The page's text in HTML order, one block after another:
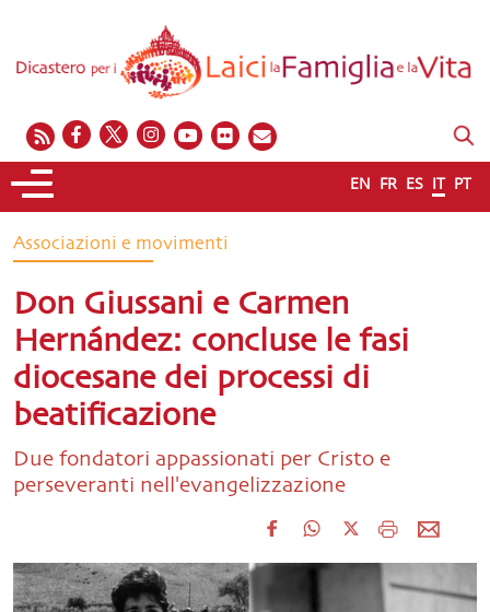
EN FR ES IT PT
Associazioni e movimenti
Don Giussani e Carmen
Hernández: concluse le fasi
diocesane dei processi di
beatificazione
Due fondatori appassionati per Cristo e
perseveranti nell'evangelizzazione